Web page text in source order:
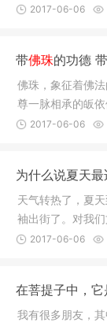
模仿需谨
2017-06-06
带佛珠的功德 带
佛珠，象征着佛
尊一脉相承的皈
咒，就用菩
2017-06-06
为什么说夏天
天气转热了，夏
袖出街了。对我
宝贝露脸
2017-06-06
在菩提子中，它
我有很多朋友，